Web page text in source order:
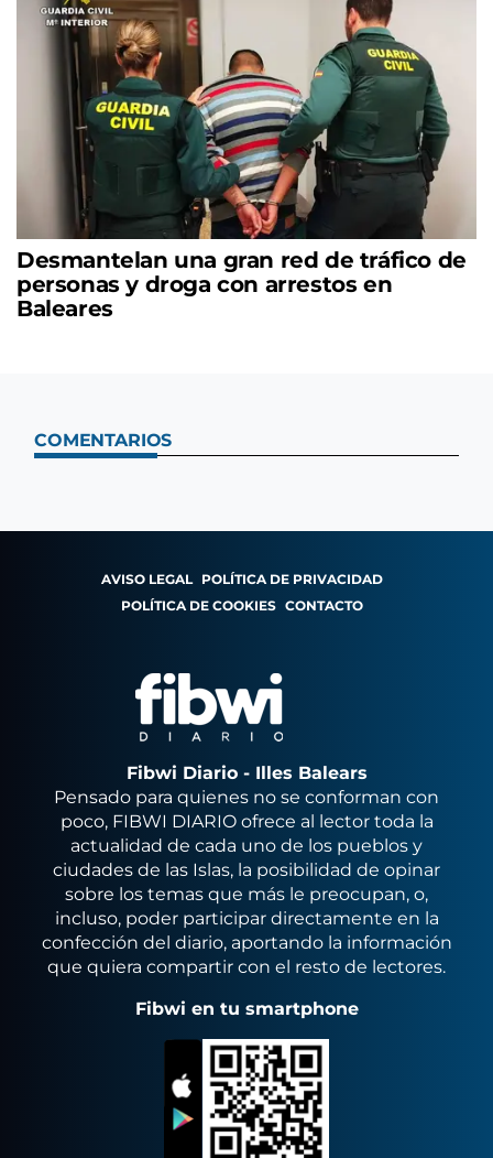
Desmantelan una gran red de tráfico de
personas y droga con arrestos en
Baleares
COMENTARIOS
AVISO LEGAL POLÍTICA DE PRIVACIDAD
POLÍTICA DE COOKIES CONTACTO
Fibwi Diario - Illes Balears
Pensado para quienes no se conforman con
poco, FIBWI DIARIO ofrece al lector toda la
actualidad de cada uno de los pueblos y
ciudades de las Islas, la posibilidad de opinar
sobre los temas que más le preocupan, o,
incluso, poder participar directamente en la
confección del diario, aportando la información
que quiera compartir con el resto de lectores.
Fibwi en tu smartphone